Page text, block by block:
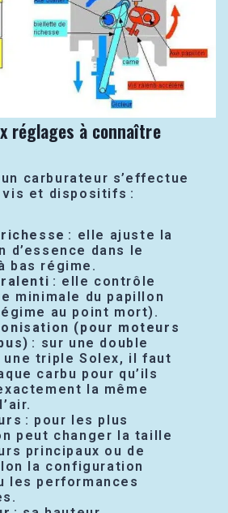
réglages à connaître
carburateur s’effectue
et dispositifs :
: elle ajuste la
d’essence dans le
bas régime.
: elle contrôle
minimale du papillon
au point mort).
(pour moteurs
: sur une double
une triple Solex, il faut
carbu pour qu’ils
la même
: pour les plus
peut changer la taille
principaux ou de
la configuration
les performances